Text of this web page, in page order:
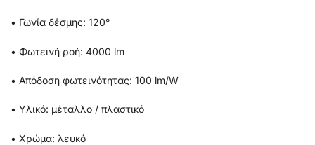
• Γωνία δέσμης: 120°
• Φωτεινή ροή: 4000 lm
• Απόδοση φωτεινότητας: 100 lm/W
• Υλικό: μέταλλο / πλαστικό
• Χρώμα: λευκό